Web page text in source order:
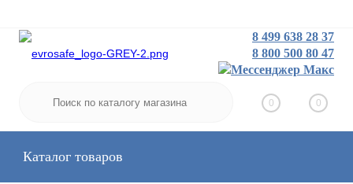
Заказать звонок
8 499 638 28 37
8 800 500 80 47
0 0
Каталог товаров